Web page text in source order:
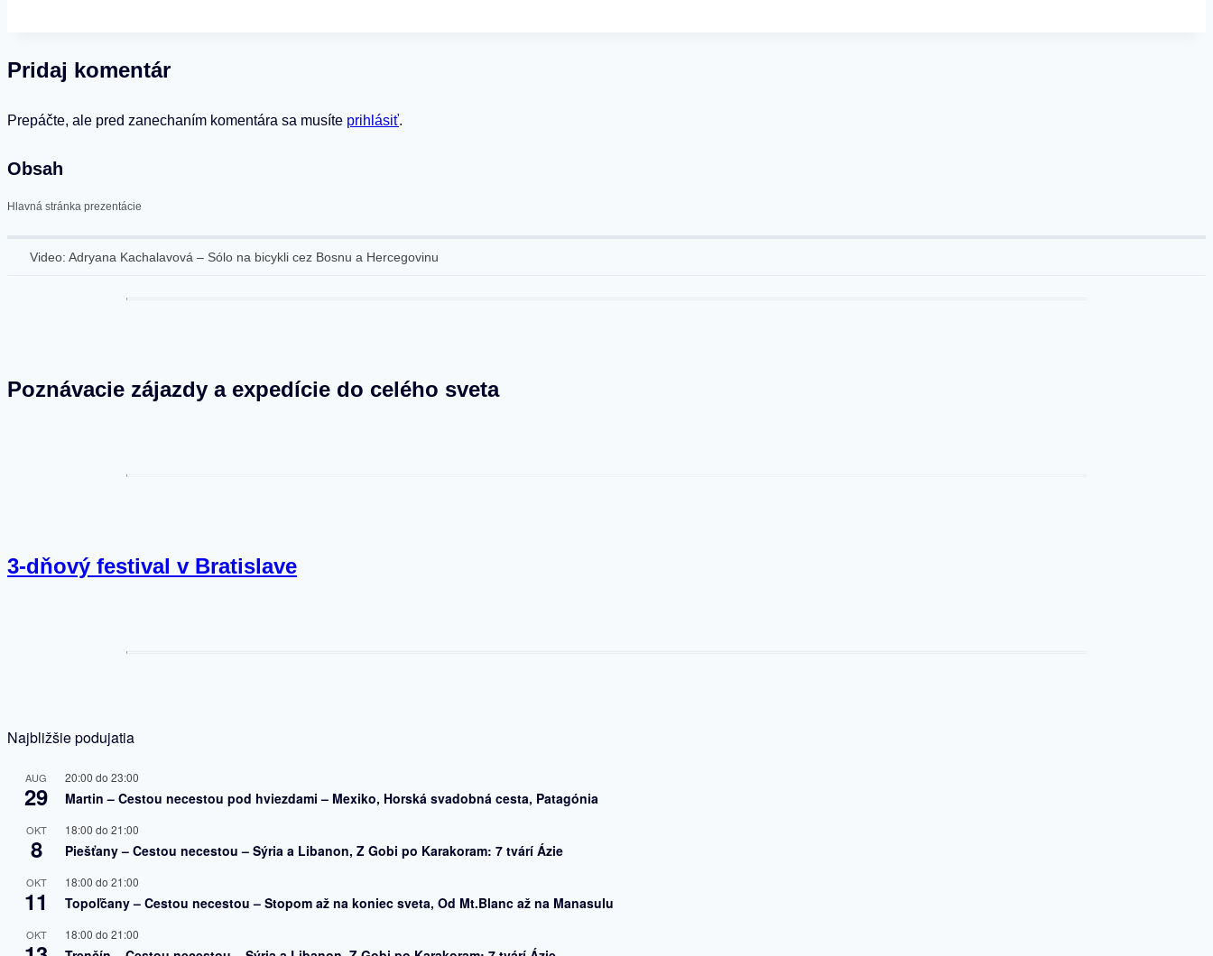
Pridaj komentár
Prepáčte, ale pred zanechaním komentára sa musíte prihlásiť.
Obsah
Hlavná stránka prezentácie
Video: Adryana Kachalavová – Sólo na bicykli cez Bosnu a Hercegovinu
Poznávacie zájazdy a expedície do celého sveta
3-dňový festival v Bratislave
Najbližšie podujatia
AUG
29
20:00 do 23:00
Martin – Cestou necestou pod hviezdami – Mexiko, Horská svadobná cesta, Patagónia
OKT
8
18:00 do 21:00
Piešťany – Cestou necestou – Sýria a Libanon, Z Gobi po Karakoram: 7 tvárí Ázie
OKT
11
18:00 do 21:00
Topoľčany – Cestou necestou – Stopom až na koniec sveta, Od Mt.Blanc až na Manasulu
OKT 18:00 do 21:00